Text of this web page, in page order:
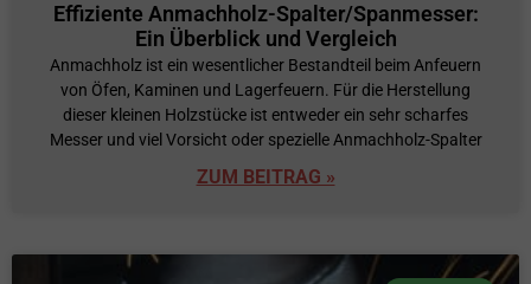
Effiziente Anmachholz-Spalter/Spanmesser:
Ein Überblick und Vergleich
Anmachholz ist ein wesentlicher Bestandteil beim Anfeuern
von Öfen, Kaminen und Lagerfeuern. Für die Herstellung
dieser kleinen Holzstücke ist entweder ein sehr scharfes
Messer und viel Vorsicht oder spezielle Anmachholz-Spalter
ZUM BEITRAG »